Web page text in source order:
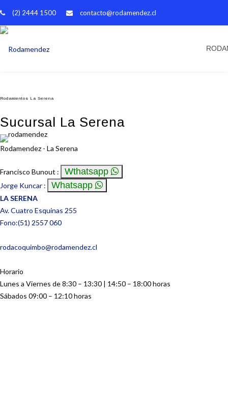
(2) 2444 1500 contacto@rodamendez.cl
Rodamientos La Serena
Sucursal La Serena
Rodamendez - La Serena
Francisco Bunout : Wthatsapp
Jorge Kuncar : Whatsapp
LA SERENA
Av. Cuatro Esquinas 255
Fono:(51) 2557 060
rodacoquimbo@rodamendez.cl
Horario
Lunes a Viernes de 8:30 – 13:30 | 14:50 – 18:00 horas
Sábados 09:00 – 12:10 horas